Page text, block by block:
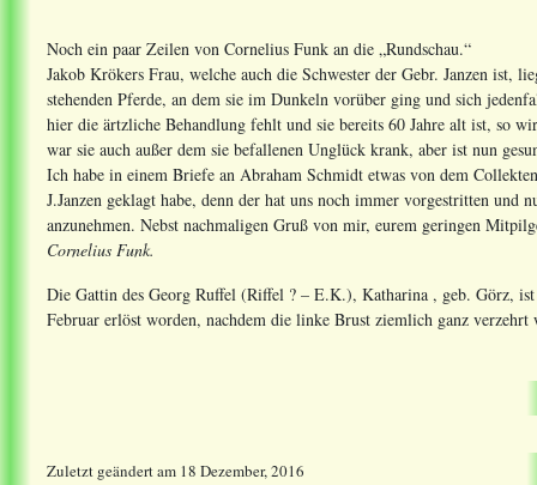
Noch ein paar Zeilen von Cornelius Funk an die „Rundschau.“
Jakob Krökers Frau, welche auch die Schwester der Gebr. Janzen
stehenden Pferde, an dem sie im Dunkeln vorüber ging und sich
hier die ärtzliche Behandlung fehlt und sie bereits 60 Jahre alt ist, so
war sie auch außer dem sie befallenen Unglück krank, aber ist nun
Ich habe in einem Briefe an Abraham Schmidt etwas von dem
J.Janzen geklagt habe, denn der hat uns noch immer vorgestritten
anzunehmen. Nebst nachmaligen Gruß von mir, eurem geringen
Cornelius Funk.
Die Gattin des Georg Ruffel (Riffel ? – E.K.), Katharina , geb. Görz,
Februar erlöst worden, nachdem die linke Brust ziemlich ganz verzehrt
Zuletzt geändertam 18 Dezember, 2016